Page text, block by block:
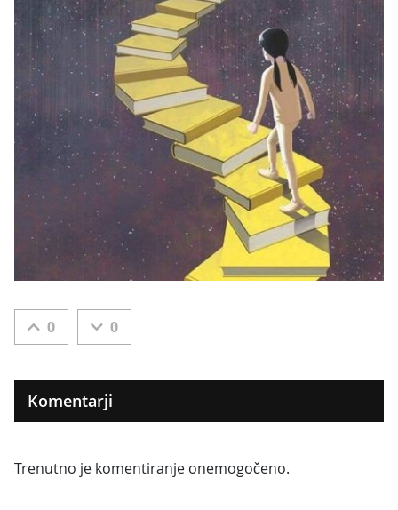
0 0
Komentarji
Trenutno je komentiranje onemogočeno.